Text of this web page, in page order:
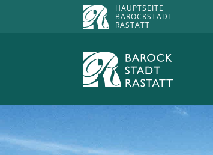
HAUPTSEITE
BAROCKSTADT
RASTATT